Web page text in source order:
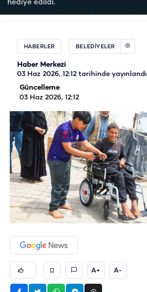
hediye edildi.
HABERLER BELEDIYELER
Haber Merkezi
03 Haz 2026, 12:12 tarihinde yayınlandı
Güncelleme
03 Haz 2026, 12:12
A+ A-